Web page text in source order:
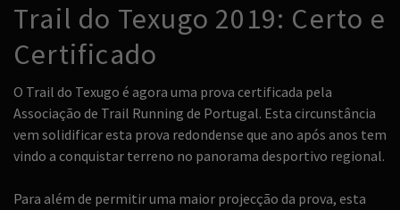
Trail do Texugo 2019: Certo e
Certificado
O Trail do Texugo é agora uma prova certificada pela
Associação de Trail Running de Portugal. Esta circunstância
vem solidificar esta prova redondense que ano após anos tem
vindo a conquistar terreno no panorama desportivo regional.
Para além de permitir uma maior projecção da prova, esta